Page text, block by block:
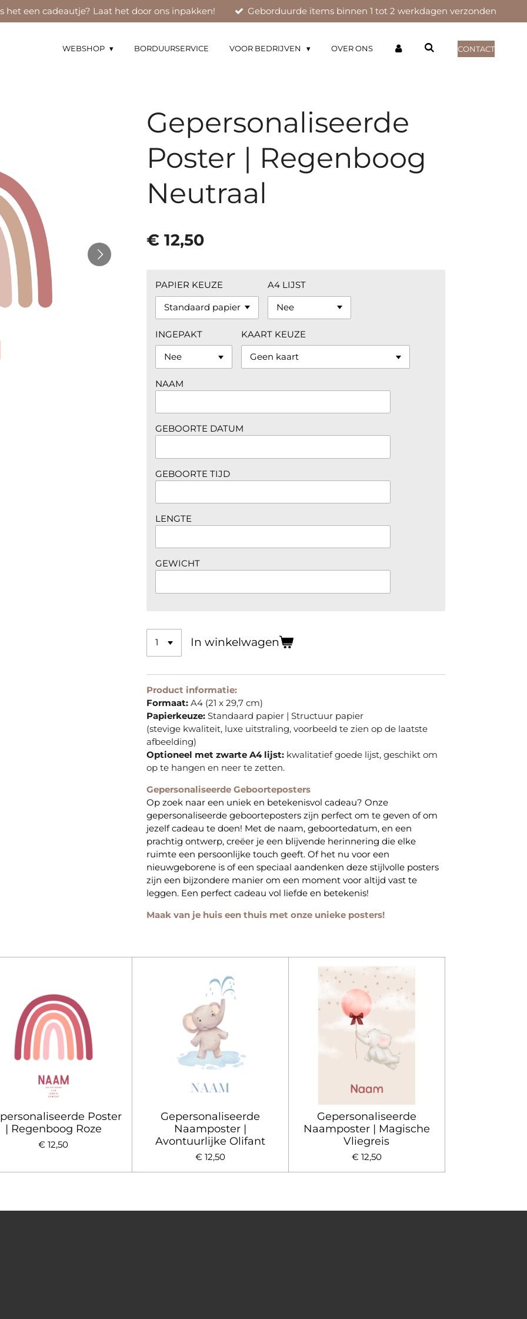
het een cadeautje? Laat het door ons inpakken! Geborduurde items binnen 1 tot 2 werkdagen verzonden
WEBSHOP BORDUURSERVICE VOOR BEDRIJVEN OVER ONS CONTACT
Gepersonaliseerde
Poster | Regenboog
Neutraal
€ 12,50
PAPIER KEUZE A4 LIJST
INGEPAKT KAART KEUZE
NAAM
GEBOORTE DATUM
GEBOORTE TIJD
LENGTE
GEWICHT
In winkelwagen
Product informatie:
Formaat: A4 (21 x 29,7 cm)
Papierkeuze: Standaard papier | Structuur papier
(stevige kwaliteit, luxe uitstraling, voorbeeld te zien op de laatste
afbeelding)
Optioneel met zwarte A4 lijst: kwalitatief goede lijst, geschikt om
op te hangen en neer te zetten.
Gepersonaliseerde Geboorteposters
Op zoek naar een uniek en betekenisvol cadeau? Onze
gepersonaliseerde geboorteposters zijn perfect om te geven of om
jezelf cadeau te doen! Met de naam, geboortedatum, en een
prachtig ontwerp, creëer je een blijvende herinnering die elke
ruimte een persoonlijke touch geeft. Of het nu voor een
nieuwgeborene is of een speciaal aandenken deze stijlvolle posters
zijn een bijzondere manier om een moment voor altijd vast te
leggen. Een perfect cadeau vol liefde en betekenis!
Maak van je huis een thuis met onze unieke posters!
Poster
| Regenboog Roze
€ 12,50
Gepersonaliseerde
Naamposter |
Avontuurlijke Olifant
€ 12,50
Gepersonaliseerde
Naamposter | Magische
Vliegreis
€ 12,50